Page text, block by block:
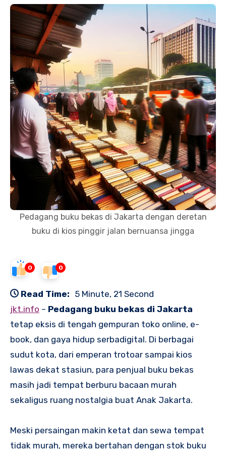
Pedagang buku bekas di Jakarta dengan deretan
buku di kios pinggir jalan bernuansa jingga
0 0
Read Time: 5 Minute, 21 Second
jkt.info – Pedagang buku bekas di Jakarta
tetap eksis di tengah gempuran toko online, e-
book, dan gaya hidup serbadigital. Di berbagai
sudut kota, dari emperan trotoar sampai kios
lawas dekat stasiun, para penjual buku bekas
masih jadi tempat berburu bacaan murah
sekaligus ruang nostalgia buat Anak Jakarta.
Meski persaingan makin ketat dan sewa tempat
tidak murah, mereka bertahan dengan stok buku